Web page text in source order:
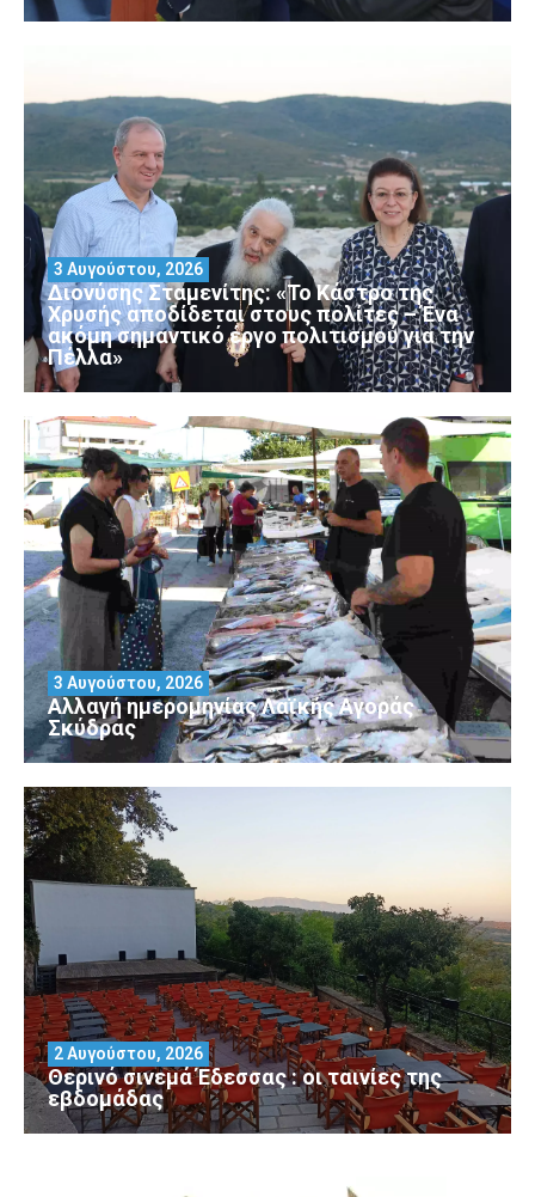
Διονύσης Σταμενίτης: «Το Κάστρο της
Χρυσής αποδίδεται στους πολίτες – Ένα
ακόμη σημαντικό έργο πολιτισμού για την
Πέλλα»
3 Αυγούστου, 2026
Αλλαγή ημερομηνίας Λαϊκής Αγοράς
Σκύδρας
3 Αυγούστου, 2026
Θερινό σινεμά Έδεσσας : οι ταινίες της
εβδομάδας
2 Αυγούστου, 2026